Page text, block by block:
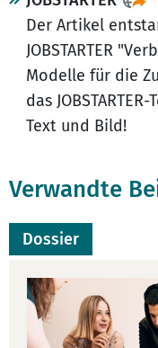
Der Artikel
JOBSTARTER
Modelle für die
das
Text und Bild!
Verwandte
Dossier